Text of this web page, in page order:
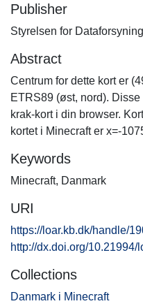
Publisher
Styrelsen for
Abstract
Centrum for dette kort er
ETRS89 (øst, nord).
krak-kort i din browser.
kortet i Minecraft er x=-
Keywords
Minecraft, Danmark
URI
https://loar.kb.dk/handle/
http://dx.doi.org/10.21994/
Collections
Danmark i Minecraft